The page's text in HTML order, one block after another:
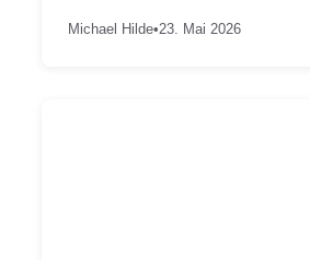
Michael Hilde•23. Mai 2026